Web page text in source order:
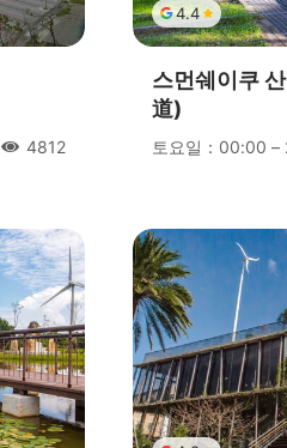
人氣4812
4.4
스먼쉐이쿠
道)
토요일：00:00 –